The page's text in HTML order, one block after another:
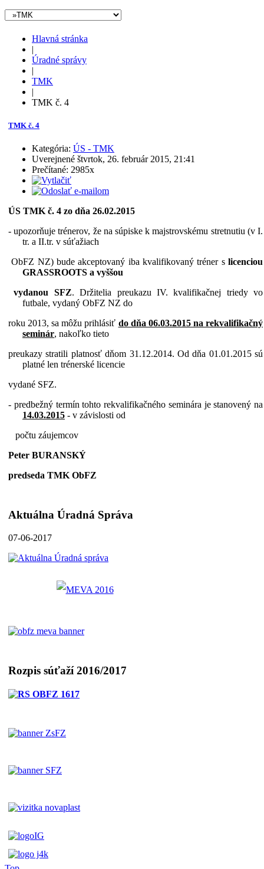
Hlavná stránka
|
Úradné správy
|
TMK
|
TMK č. 4
TMK č. 4
Kategória: ÚS - TMK
Uverejnené štvrtok, 26. február 2015, 21:41
Prečítané: 2985x
ÚS TMK č. 4 zo dňa 26.02.2015
-upozorňuje trénerov, že na súpiske k majstrovskému stretnutiu (v I.
tr. a II.tr. v súťažiach
ObFZ NZ) bude akceptovaný iba kvalifikovaný tréner s licenciou
GRASSROOTS a vyššou
vydanou SFZ. Držitelia preukazu IV. kvalifikačnej triedy vo
futbale, vydaný ObFZ NZ do
roku 2013, sa môžu prihlásiť do dňa 06.03.2015 na rekvalifikačný
seminár, nakoľko tieto
preukazy stratili platnosť dňom 31.12.2014. Od dňa 01.01.2015 sú
platné len trénerské licencie
vydané SFZ.
- predbežný termín tohto rekvalifikačného seminára je stanovený na
14.03.2015 - v závislosti od
počtu záujemcov
Peter BURANSKÝ
predseda TMK ObFZ
Aktuálna Úradná Správa
07-06-2017
Rozpis súťaží 2016/2017